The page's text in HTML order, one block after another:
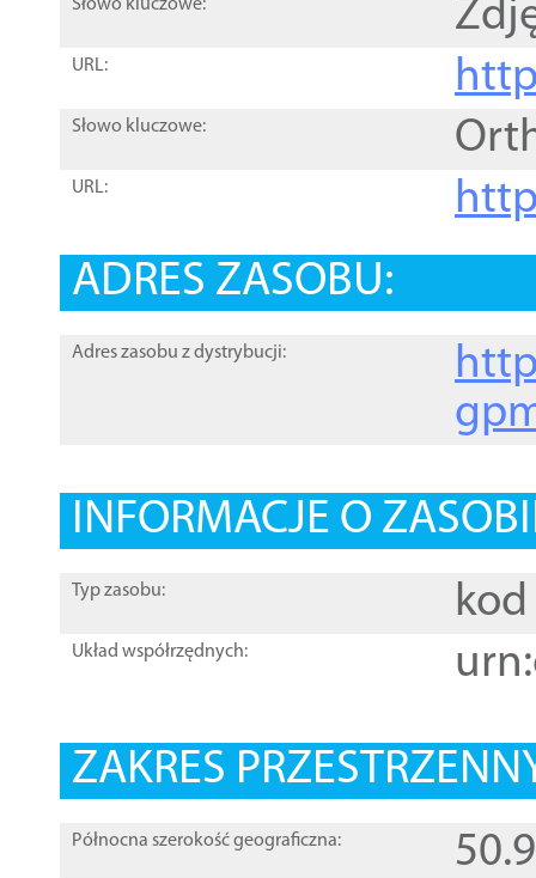
Słowo kluczowe:
URL:
Słowo kluczowe:
URL:
ADRES ZASOBU:
Adres zasobu z dystrybucji:
INFORMACJE O
Typ zasobu: kod
Układ współrzędnych:
ZAKRES
Północna szerokość geograficzna: